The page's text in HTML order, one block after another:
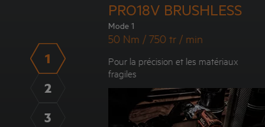
1
2
3
PRO18V BRUSHLESS
Mode 1
50 Nm / 750 tr / min
Pour la précision et les matériaux
fragiles